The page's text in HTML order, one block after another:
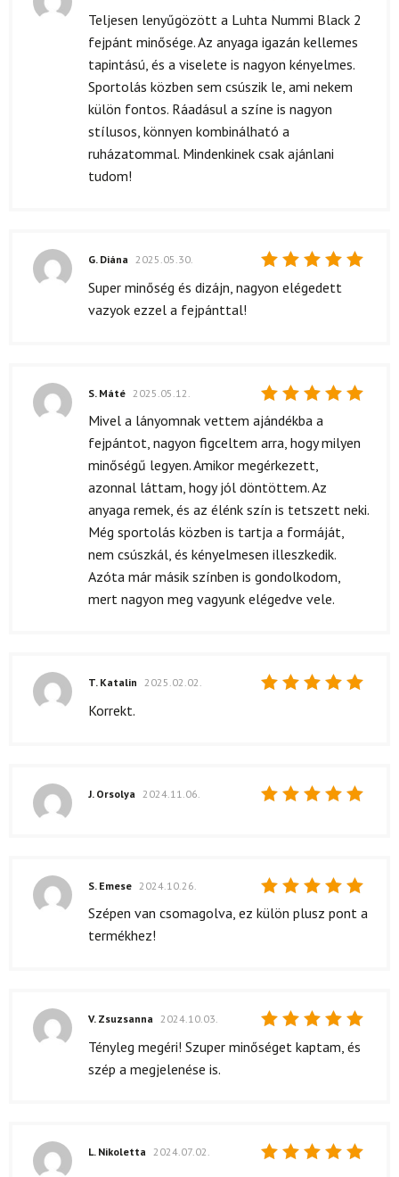
Értékelés:
Teljesen lenyűgözött a Luhta Nummi Black 2
fejpánt minősége. Az anyaga igazán kellemes
tapintású, és a viselete is nagyon kényelmes.
Sportolás közben sem csúszik le, ami nekem
külön fontos. Ráadásul a színe is nagyon
stílusos, könnyen kombinálható a
ruházatommal. Mindenkinek csak ajánlani
tudom!
Értékelés:
5
/ 5
G. Diána 2025.05.30.
Super minőség és dizájn, nagyon elégedett
vazyok ezzel a fejpánttal!
Értékelés:
5
S. Máté 2025.05.12.
Mivel a lányomnak vettem ajándékba a
fejpántot, nagyon figceltem arra, hogy milyen
minőségű legyen. Amikor megérkezett,
azonnal láttam, hogy jól döntöttem. Az
anyaga remek, és az élénk szín is tetszett neki.
Még sportolás közben is tartja a formáját,
nem csúszkál, és kényelmesen illeszkedik.
Azóta már másik színben is gondolkodom,
mert nagyon meg vagyunk elégedve vele.
T. Katalin 2025.02.02.
Korrekt.
J. Orsolya 2024.11.06.
Értékelés:
/ 5
S. Emese 2024.10.26.
Szépen van csomagolva, ez külön plusz pont a
termékhez!
Értékelés:
5/ 5
V. Zsuzsanna 2024.10.03.
Tényleg megéri! Szuper minőséget kaptam, és
szép a megjelenése is.
L. Nikoletta 2024.07.02.